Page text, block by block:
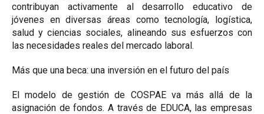
contribuyan activamente al desarrollo educativo de
jóvenes en diversas áreas como tecnología, logística,
salud y ciencias sociales, alineando sus esfuerzos con
las necesidades reales del mercado laboral.
Más que una beca: una inversión en el futuro del país
El modelo de gestión de COSPAE va más allá de la
asignación de fondos. A través de EDUCA, las empresas